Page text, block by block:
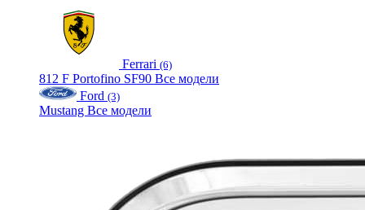
Ferrari (6)
812 F Portofino SF90 Все модели
Ford (3)
Mustang Все модели